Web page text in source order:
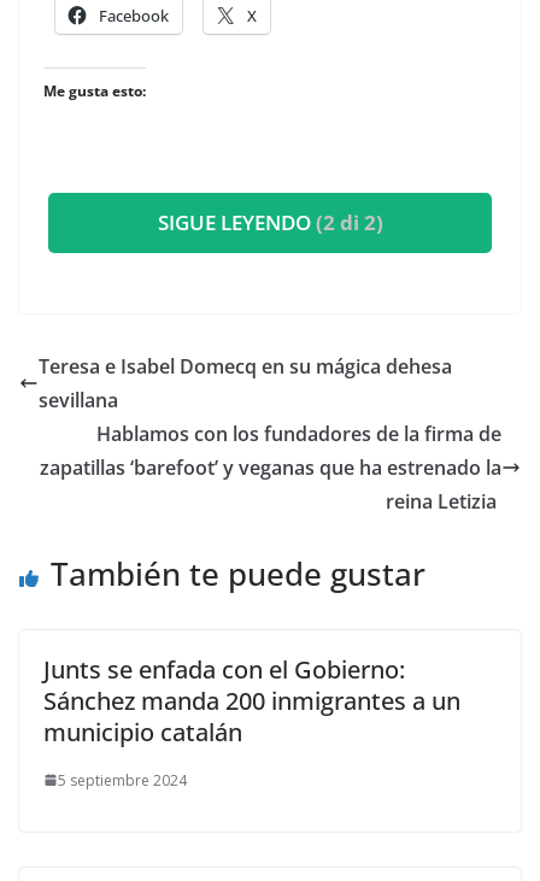
Facebook X
Me gusta esto:
SIGUE LEYENDO(2 di 2)
​Teresa e Isabel Domecq en su mágica dehesa
sevillana
​Hablamos con los fundadores de la firma de
zapatillas ‘barefoot’ y veganas que ha estrenado la
reina Letizia
También te puede gustar
Junts se enfada con el Gobierno:
Sánchez manda 200 inmigrantes a un
municipio catalán
5 septiembre 2024